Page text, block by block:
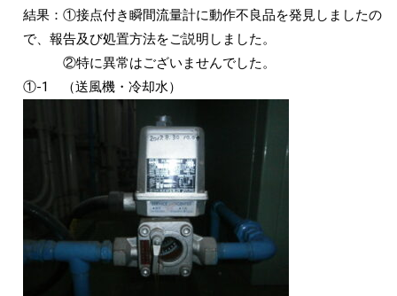
結果：①接点付き瞬間流量計に動作不良品を発見しましたの
で、報告及び処置方法をご説明しました。
②特に異常はございませんでした。
①-1 （送風機・冷却水）